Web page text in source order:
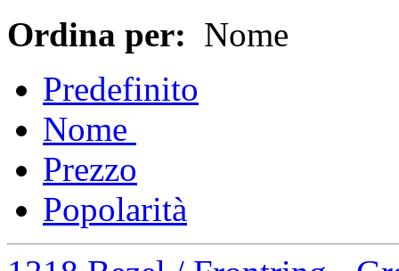
Ordina per: Nome
Predefinito
Nome
Prezzo
Popolarità